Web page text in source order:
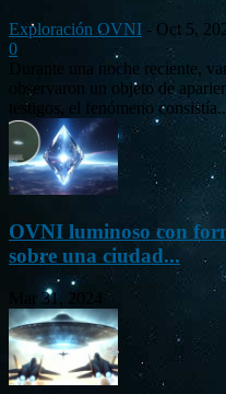
Exploración OVNI - Oct 5,
0
Durante una noche reciente,
observaron un objeto de
testigos, el fenómeno
OVNI luminoso con
sobre una ciudad...
Mar 31, 2024